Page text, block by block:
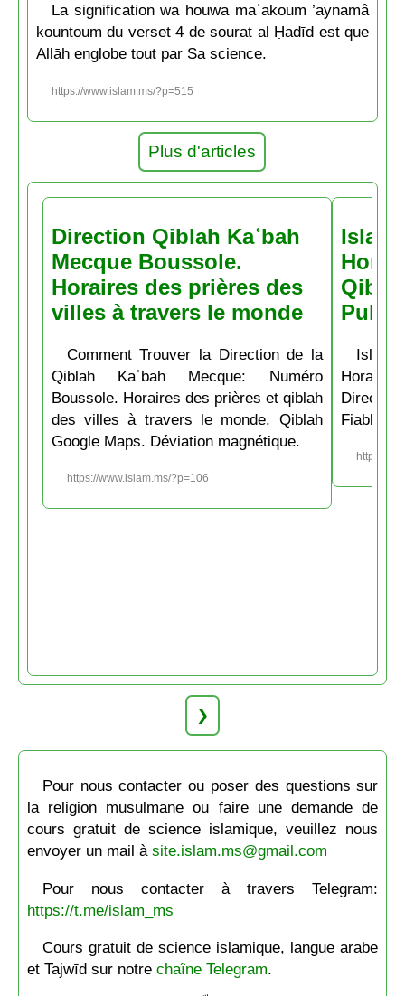
La signification wa houwa maʿakoum ’aynamâ
kountoum du verset 4 de sourat al Ḥadīd est que
Allāh englobe tout par Sa science.
https://www.islam.ms/?p=515
Plus d'articles
Direction Qiblah Kaʿbah
Mecque Boussole.
Horaires des prières des
villes à travers le monde
Comment Trouver la Direction de la
Qiblah Kaʿbah Mecque: Numéro
Boussole. Horaires des prières et qiblah
des villes à travers le monde. Qiblah
Google Maps. Déviation magnétique.
https://www.islam.ms/?p=106
Pubs
Fiable et
https://
❯
Pour nous contacter ou poser des questions sur
la religion musulmane ou faire une demande de
cours gratuit de science islamique, veuillez nous
envoyer un mail à site.islam.ms@gmail.com
Pour nous contacter à travers Telegram:
https://t.me/islam_ms
Cours gratuit de science islamique, langue arabe
et Tajwīd sur notre chaîne Telegram.